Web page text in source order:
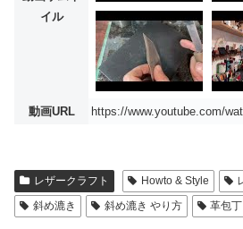
イル
動画URL https://www.youtube.com/
レザークラフト Howto & Style
斜め漉き
斜め漉き やり方 革包丁